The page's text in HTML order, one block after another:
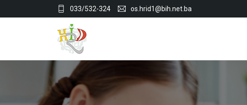
033/532-324 os.hrid1@bih.net.ba